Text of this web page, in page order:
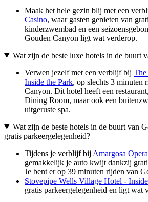
Maak het hele gezin blij met een
Casino, waar gasten genieten van
kinderzwembad en een
Gouden Canyon ligt wat verderop.
Wat zijn de beste luxe hotels in de buurt
Verwen jezelf met een verblijf bij The
Inside the Park, op slechts 3 minuten
Canyon. Dit hotel heeft een
Dining Room, maar ook een
uitgeruste spa.
Wat zijn de beste hotels in de buurt van
gratis parkeergelegenheid?
Tijdens je verblijf bij Amargosa
gemakkelijk je auto kwijt dankzij
Je bent er op 39 minuten rijden van
Stovepipe Wells Village Hotel -
gratis parkeergelegenheid en ligt wat